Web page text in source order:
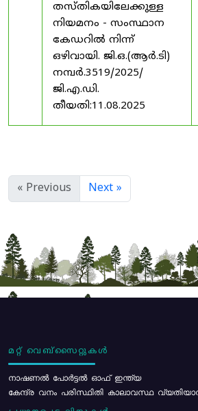
തസ്തികയിലേക്കുള്ള
നിയമനം - സംസ്ഥാന
കേഡറിൽ നിന്ന്
ഒഴിവായി. ജി.ഒ.(ആർ.ടി)
നമ്പർ.3519/2025/
ജി.എ.ഡി.
തീയതി:11.08.2025
« Previous Next »
മറ്റ് വെബ്സൈറ്റുകൾ
നാഷണൽ പോർട്ടൽ ഓഫ് ഇന്ത്യ
കേന്ദ്ര വനം പരിസ്ഥിതി കാലാവസ്ഥ